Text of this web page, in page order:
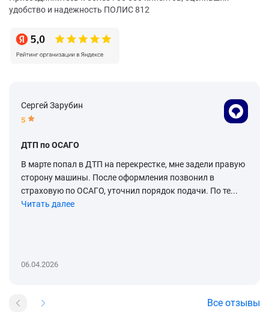
удобство и надежность ПОЛИС 812
Сергей Зарубин
5
ДТП по ОСАГО
В марте попал в ДТП на перекрестке, мне задели правую
сторону машины. После оформления позвонил в
страховую по ОСАГО, уточнил порядок подачи. По те...
Читать далее
06.04.2026
Все отзывы